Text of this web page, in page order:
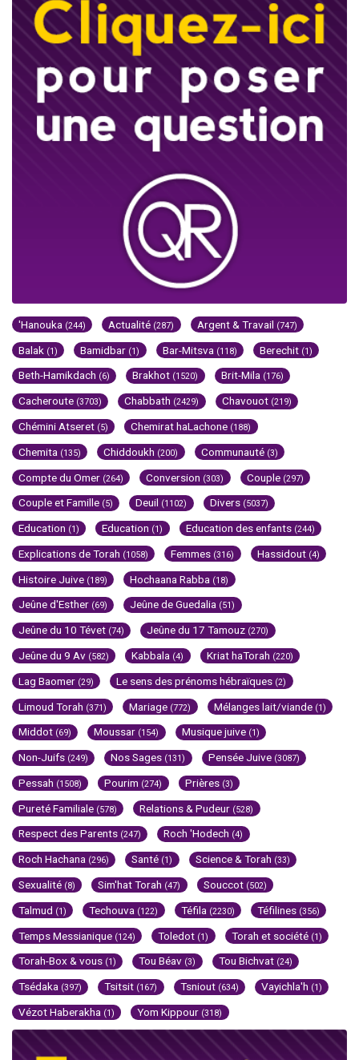
'Hanouka (244) Actualité (287) Argent & Travail (747)
Balak (1) Bamidbar (1) Bar-Mitsva (118) Berechit (1)
Beth-Hamikdach (6) Brakhot (1520) Brit-Mila (176)
Cacheroute (3703) Chabbath (2429) Chavouot (219)
Chémini Atseret (5) Chemirat haLachone (188)
Chemita (135) Chiddoukh (200) Communauté (3)
Compte du Omer (264) Conversion (303) Couple (297)
Couple et Famille (5) Deuil (1102) Divers (5037)
Education (1) Education (1) Education des enfants (244)
Explications de Torah (1058) Femmes (316) Hassidout (4)
Histoire Juive (189) Hochaana Rabba (18)
Jeûne d'Esther (69) Jeûne de Guedalia (51)
Jeûne du 10 Tévet (74) Jeûne du 17 Tamouz (270)
Jeûne du 9 Av (582) Kabbala (4) Kriat haTorah (220)
Lag Baomer (29) Le sens des prénoms hébraïques (2)
Limoud Torah (371) Mariage (772) Mélanges lait/viande (1)
Middot (69) Moussar (154) Musique juive (1)
Non-Juifs (249) Nos Sages (131) Pensée Juive (3087)
Pessah (1508) Pourim (274) Prières (3)
Pureté Familiale (578) Relations & Pudeur (528)
Respect des Parents (247) Roch 'Hodech (4)
Roch Hachana (296) Santé (1) Science & Torah (33)
Sexualité (8) Sim'hat Torah (47) Souccot (502)
Talmud (1) Techouva (122) Téfila (2230) Téfilines (356)
Temps Messianique (124) Toledot (1) Torah et société (1)
Torah-Box & vous (1) Tou Béav (3) Tou Bichvat (24)
Tsédaka (397) Tsitsit (167) Tsniout (634) Vayichla'h (1)
Vézot Haberakha (1) Yom Kippour (318)